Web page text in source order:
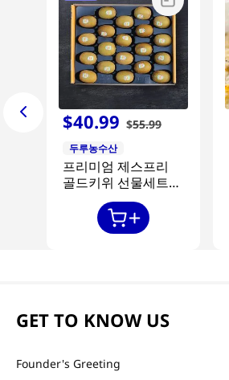
$40.99 $55.99
두루농수산
프리미엄 제스프리
골드키위 선물세트
GET TO KNOW US
Founder's Greeting